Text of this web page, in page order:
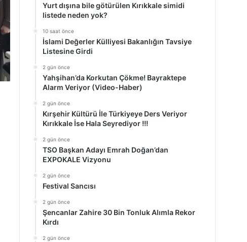
Yurt dışına bile götürülen Kırıkkale simidi
listede neden yok?
10 saat önce
İslami Değerler Külliyesi Bakanlığın Tavsiye
Listesine Girdi
2 gün önce
Yahşihan’da Korkutan Çökme! Bayraktepe
Alarm Veriyor (Video-Haber)
2 gün önce
Kırşehir Kültürü İle Türkiyeye Ders Veriyor
Kırıkkale İse Hala Seyrediyor !!!
2 gün önce
TSO Başkan Adayı Emrah Doğan’dan
EXPOKALE Vizyonu
2 gün önce
Festival Sancısı
2 gün önce
Şencanlar Zahire 30 Bin Tonluk Alımla Rekor
Kırdı
2 gün önce